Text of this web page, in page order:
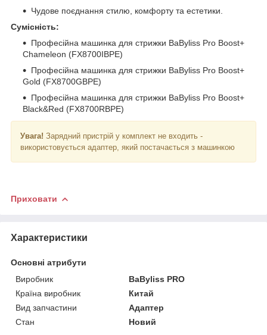
Чудове поєднання стилю, комфорту та естетики.
Сумісність:
Професійна машинка для стрижки BaByliss Pro Boost+
Chameleon (FX8700IBPE)
Професійна машинка для стрижки BaByliss Pro Boost+
Gold (FX8700GBPE)
Професійна машинка для стрижки BaByliss Pro Boost+
Black&Red (FX8700RBPE)
Увага! Зарядний пристрій у комплект не входить -
використовується адаптер, який постачається з машинкою
Приховати
Характеристики
Основні атрибути
Виробник
BaByliss PRO
Країна виробник
Китай
Вид запчастини
Адаптер
Стан
Новий